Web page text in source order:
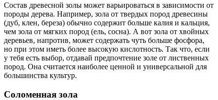
Состав древесной золы может варьироваться в зависимости от
породы дерева. Например, зола от твердых пород древесины
(дуб, клен, береза) обычно содержит больше калия и кальция,
чем зола от мягких пород (ель, сосна). А вот зола от хвойных
деревьев, напротив, может содержать чуть больше фосфора,
но при этом иметь более высокую кислотность. Так что, если
у тебя есть выбор, отдавай предпочтение золе от лиственных
пород. Она считается наиболее ценной и универсальной для
большинства культур.
Соломенная зола